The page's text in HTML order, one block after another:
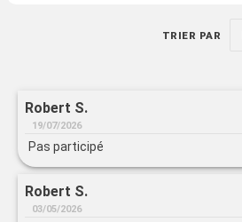
TRIER PAR
Robert S.
19/07/2026
Pas participé
Robert S.
03/05/2026